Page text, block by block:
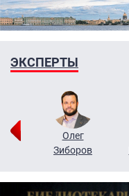
ЭКСПЕРТЫ
Олег
Зиборов